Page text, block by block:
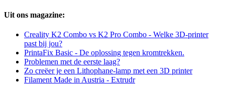
Uit ons magazine:
Creality K2 Combo vs K2 Pro Combo - Welke 3D-printer
past bij jou?
PrintaFix Basic - De oplossing tegen kromtrekken.
Problemen met de eerste laag?
Zo creëer je een Lithophane-lamp met een 3D printer
Filament Made in Austria - Extrudr